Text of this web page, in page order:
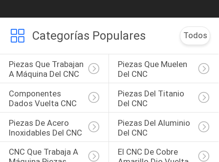
Categorías Populares Todos
Piezas Que Trabajan
A Máquina Del CNC
Piezas Que Muelen
Del CNC
Componentes
Dados Vuelta CNC
Piezas Del Titanio
Del CNC
Piezas De Acero
Inoxidables Del CNC
Piezas Del Aluminio
Del CNC
CNC Que Trabaja A
El CNC De Cobre